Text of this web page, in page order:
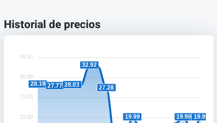
Historial de precios
35.00
30.00
25.00
20.00
28.18 27.77 28.03
32.92
27.28
19.99
19.99 19.99